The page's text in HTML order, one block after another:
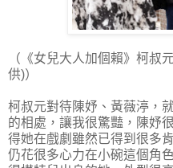
（《女兒大人加個賴》柯叔
供)）
柯叔元對待陳妤、黃薇渟，
的相處，讓我很驚豔，陳妤
得她在戲劇雖然已得到很多
仍花很多心力在小碗這個角